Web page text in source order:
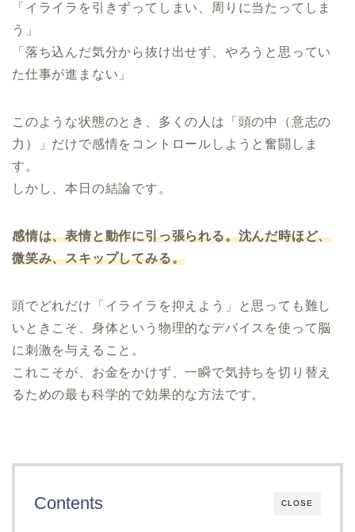
「イライラを引きずってしまい、周りに当たってしま
う」
「落ち込んだ気分から抜け出せず、やろうと思ってい
た仕事が進まない」
このような状態のとき、多くの人は「頭の中（意志の
力）」だけで感情をコントロールしようと奮闘しま
す。
しかし、本日の結論です。
感情は、表情と動作に引っ張られる。沈んだ時ほど、
微笑み、スキップしてみる。
頭でどれだけ「イライラを抑えよう」と思っても難し
いときこそ、身体という物理的なデバイスを使って脳
に刺激を与えること。
これこそが、お金をかけず、一瞬で気持ちを切り替え
るための最も科学的で効果的な方法です。
CLOSE
Contents